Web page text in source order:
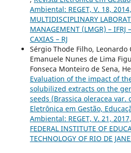
Ambiental: REGET, V. 18,
MULTIDISCIPLINARY
MANAGEMENT (LMGR) – IFRJ
CAXIAS – RJ
Sérgio Thode Filho, Leonardo
Emanuele Nunes de Lima
Fonseca Monteiro de Sena,
Evaluation of the impact of
solubilized extracts on the
seeds (Brassica oleracea var.
Eletrônica em Gestão,
Ambiental: REGET, V. 21,
FEDERAL INSTITUTE OF
TECHNOLOGY OF RIO DE